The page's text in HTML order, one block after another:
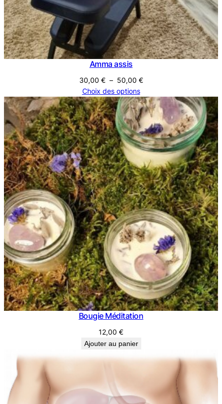
Amma assis
30,00 € – 50,00 €Plage
prix :
30,00 €
50,00 €
Choix des options
Bougie Méditation
12,00 €
Ajouter au panier